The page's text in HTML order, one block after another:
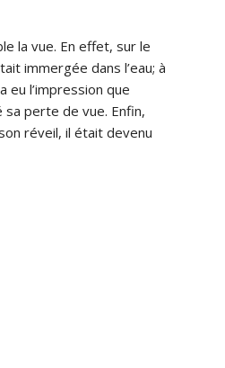
la vue. En effet, sur le
immergée dans l’eau; à
eu l’impression que
perte de vue. Enfin,
réveil, il était devenu